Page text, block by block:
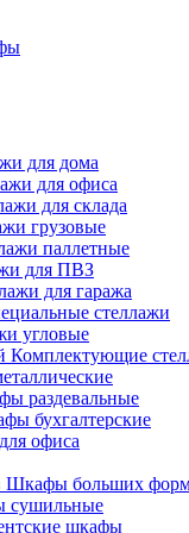
для дома
для офиса
для склада
грузовые
паллетные
для ПВЗ
для гаража
стеллажи
угловые
Комплектующие
раздевальные
бухгалтерские
офиса
Шкафы больших
сушильные
шкафы